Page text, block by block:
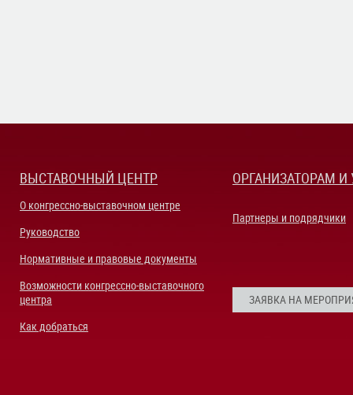
ВЫСТАВОЧНЫЙ ЦЕНТР
О конгрессно-выставочном центре
Руководство
Нормативные и правовые документы
Возможности конгрессно-выставочного
центра
Как добраться
ОРГАНИЗАТОРАМ
Партнеры и подрядчики
ЗАЯВКА НА